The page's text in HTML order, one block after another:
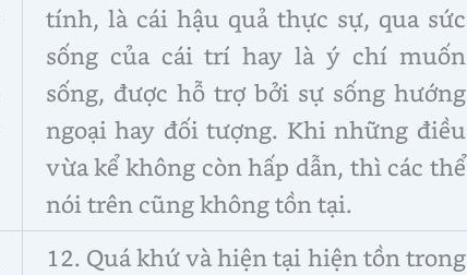
tính, là cái hậu quả thực sự, qua sức
sống của cái trí hay là ý chí muốn
sống, được hỗ trợ bởi sự sống hướng
ngoại hay đối tượng. Khi những điều
vừa kể không còn hấp dẫn, thì các thể
nói trên cũng không tồn tại.
12. Quá khứ và hiện tại hiện tồn trong